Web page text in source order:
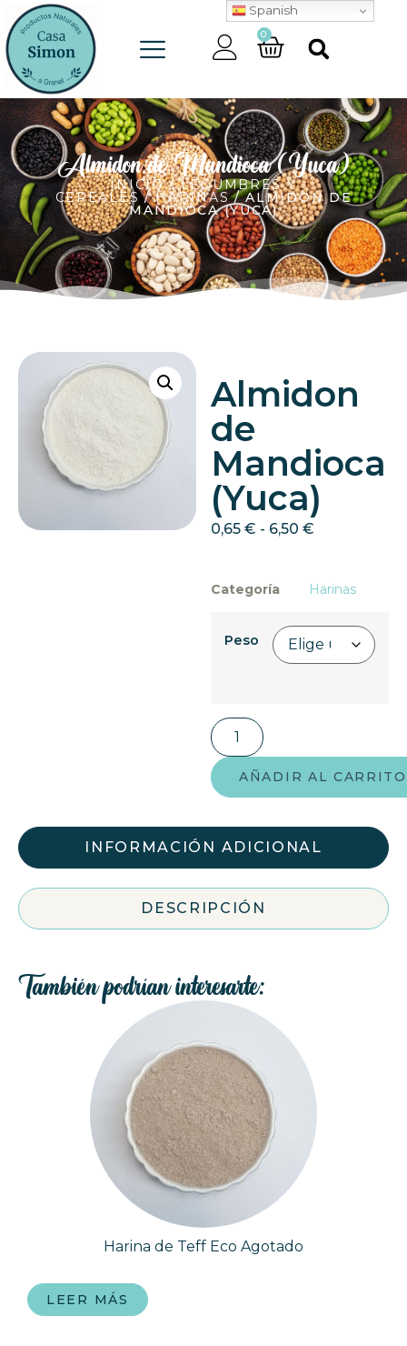
0
Almidon de Mandioca (Yuca)
INICIO/LEGUMBRES Y
CEREALES/HARINAS/ ALMIDON DE
MANDIOCA (YUCA)
Almidon
de
Mandioca
(Yuca)
0,65 € - 6,50 €
Categoría Harinas
Peso
AÑADIR AL CARRITO
INFORMACIÓN ADICIONAL
DESCRIPCIÓN
También podrían interesarte:
Harina de Teff Eco Agotado
LEER MÁS
Spanish